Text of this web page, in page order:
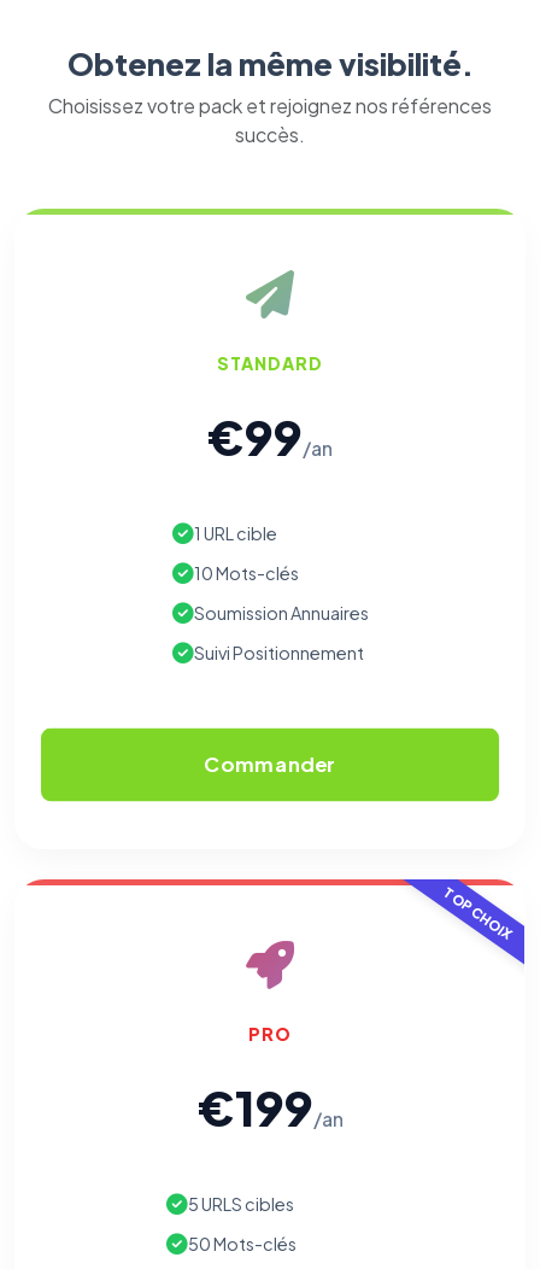
Obtenez la même visibilité.
Choisissez votre pack et rejoignez nos références
succès.
STANDARD
€99/an
1 URL cible
10 Mots-clés
Soumission Annuaires
Suivi Positionnement
Commander
TOP CHOIX
PRO
€199/an
5 URLS cibles
50 Mots-clés